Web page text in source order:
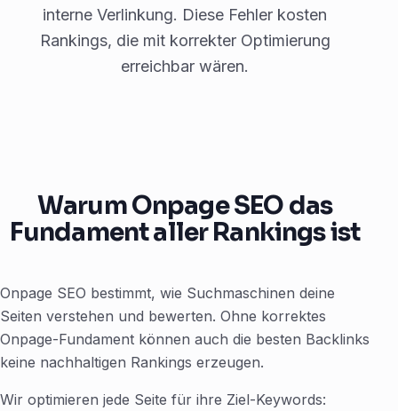
interne Verlinkung. Diese Fehler kosten
Rankings, die mit korrekter Optimierung
erreichbar wären.
Warum Onpage SEO das
Fundament aller Rankings ist
Onpage SEO bestimmt, wie Suchmaschinen deine
Seiten verstehen und bewerten. Ohne korrektes
Onpage-Fundament können auch die besten Backlinks
keine nachhaltigen Rankings erzeugen.
Wir optimieren jede Seite für ihre Ziel-Keywords: